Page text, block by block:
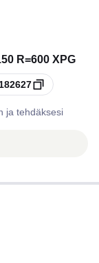
R=600 XPG
ja tehdäksesi